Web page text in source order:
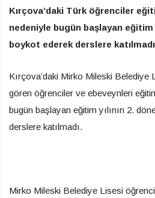
Kırçova’daki Türk öğrenciler
nedeniyle bugün başlayan eğitim
boykot ederek derslere
Kırçova’daki Mirko Mileski Belediye
gören öğrenciler ve ebeveynleri
bugün başlayan eğitim yılının 2.
derslere katılmadı.
Mirko Mileski Belediye Lisesi